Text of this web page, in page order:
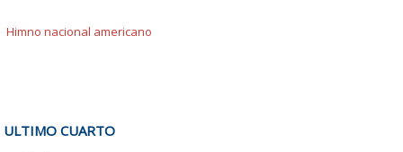
Himno nacional americano
ULTIMO CUARTO